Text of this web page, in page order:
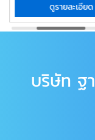
ดูรายละเอียด
บริษัท ฐ